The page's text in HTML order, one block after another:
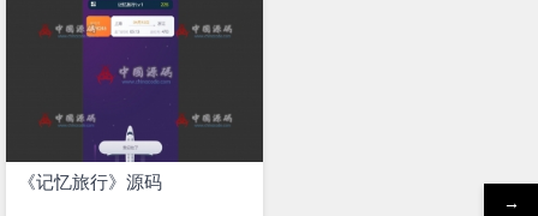
正在为您加载新内容
《记忆旅行》源码
→